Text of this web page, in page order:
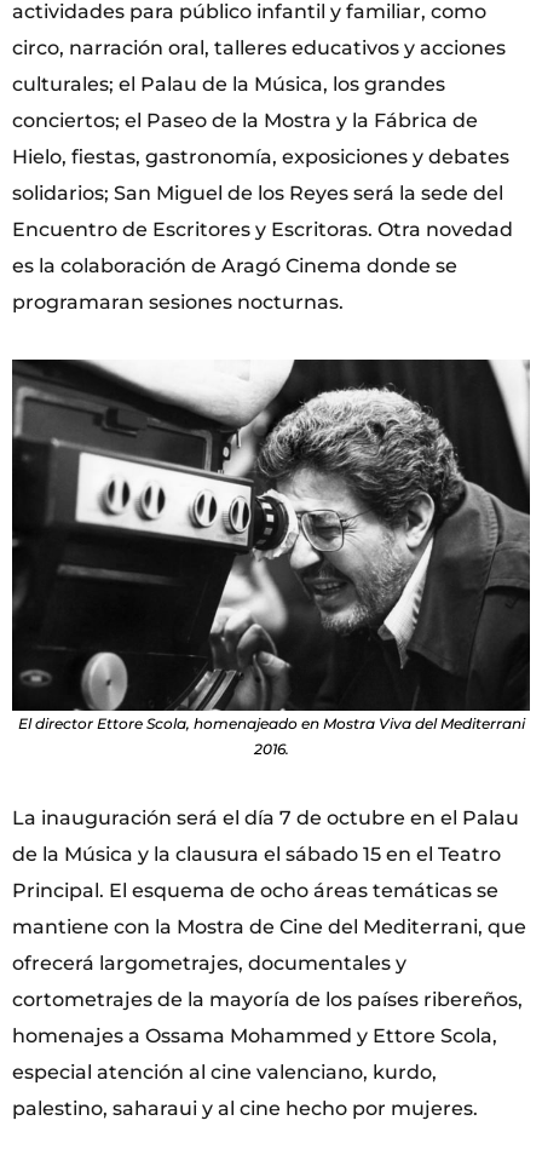
actividades para público infantil y familiar, como
circo, narración oral, talleres educativos y acciones
culturales; el Palau de la Música, los grandes
conciertos; el Paseo de la Mostra y la Fábrica de
Hielo, fiestas, gastronomía, exposiciones y debates
solidarios; San Miguel de los Reyes será la sede del
Encuentro de Escritores y Escritoras. Otra novedad
es la colaboración de Aragó Cinema donde se
programaran sesiones nocturnas.
El director Ettore Scola, homenajeado en Mostra Viva del Mediterrani
2016.
La inauguración será el día 7 de octubre en el Palau
de la Música y la clausura el sábado 15 en el Teatro
Principal. El esquema de ocho áreas temáticas se
mantiene con la Mostra de Cine del Mediterrani, que
ofrecerá largometrajes, documentales y
cortometrajes de la mayoría de los países ribereños,
homenajes a Ossama Mohammed y Ettore Scola,
especial atención al cine valenciano, kurdo,
palestino, saharaui y al cine hecho por mujeres.